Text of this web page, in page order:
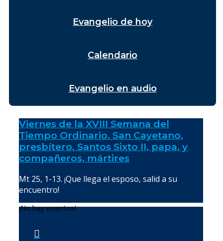
Evangelio de hoy
Calendario
Evangelio en audio
Viernes de la XVIII Semana del
Tiempo Ordinario. San Cayetano,
presbítero. Santos Sixto II, papa, y
compañeros, mártires
Mt 25, 1-13. ¡Que llega el esposo, salid a su
encuentro!
¡No hay eventos!
